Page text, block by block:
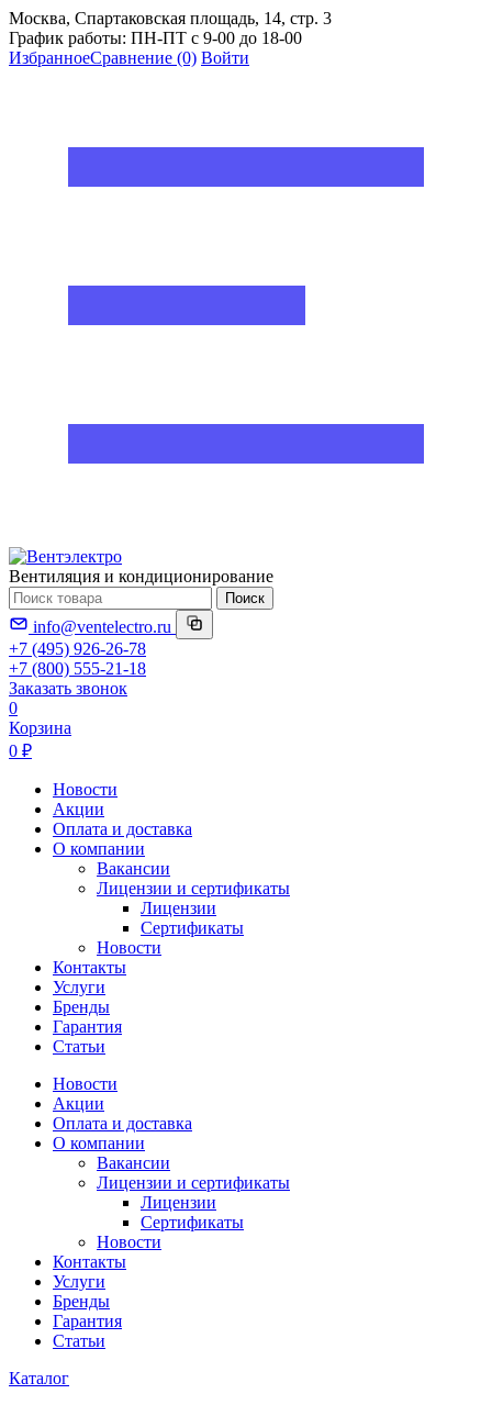
Москва, Спартаковская площадь, 14, стр. 3
График работы: ПН-ПТ с 9-00 до 18-00
ИзбранноеСравнение (0) Войти
Вентиляция и кондиционирование
Поиск
info@ventelectro.ru
+7 (495) 926-26-78
+7 (800) 555-21-18
Заказать звонок
0
Корзина
0 ₽
Новости
Акции
Оплата и доставка
О компании
Вакансии
Лицензии и сертификаты
Лицензии
Сертификаты
Новости
Контакты
Услуги
Бренды
Гарантия
Статьи
Новости
Акции
Оплата и доставка
О компании
Вакансии
Лицензии и сертификаты
Лицензии
Сертификаты
Новости
Контакты
Услуги
Бренды
Гарантия
Статьи
Каталог